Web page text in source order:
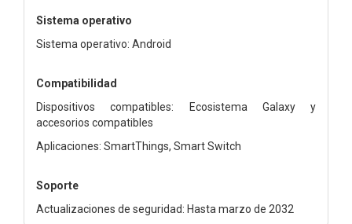
Sistema operativo
Sistema operativo: Android
Compatibilidad
Dispositivos compatibles: Ecosistema Galaxy y
accesorios compatibles
Aplicaciones: SmartThings, Smart Switch
Soporte
Actualizaciones de seguridad: Hasta marzo de 2032